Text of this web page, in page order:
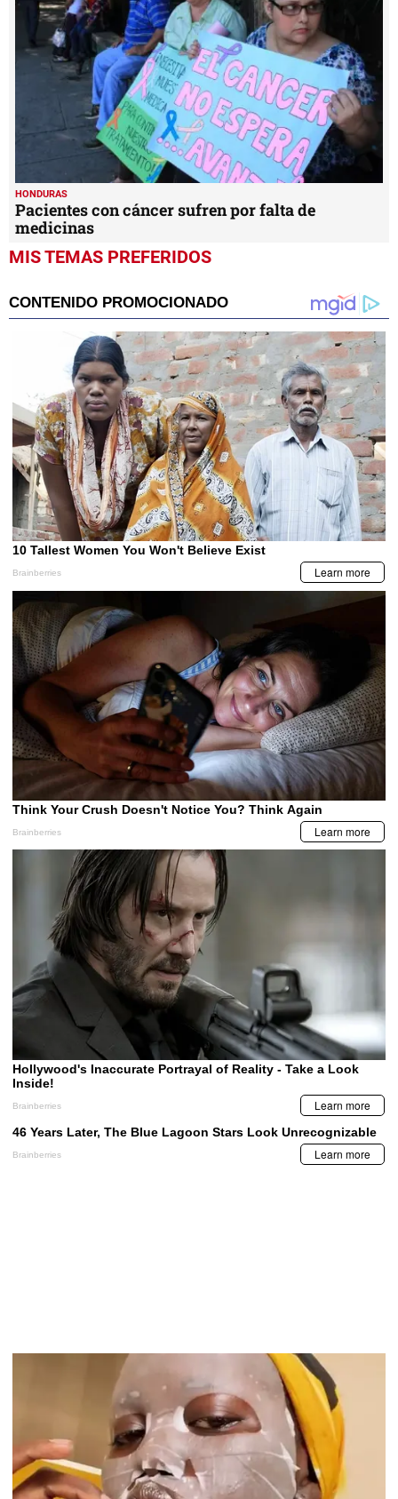
HONDURAS
Pacientes con cáncer sufren por falta de
medicinas
MIS TEMAS PREFERIDOS